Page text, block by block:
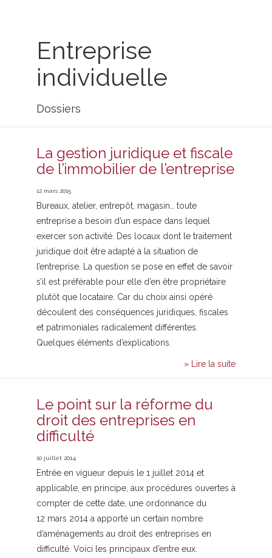
Entreprise
individuelle
Dossiers
La gestion juridique et fiscale
de l’immobilier de l’entreprise
12 mars 2015
Bureaux, atelier, entrepôt, magasin… toute
entreprise a besoin d’un espace dans lequel
exercer son activité. Des locaux dont le traitement
juridique doit être adapté à la situation de
l’entreprise. La question se pose en effet de savoir
s’il est préférable pour elle d’en être propriétaire
plutôt que locataire. Car du choix ainsi opéré
découlent des conséquences juridiques, fiscales
et patrimoniales radicalement différentes.
Quelques éléments d’explications.
» Lire la suite
Le point sur la réforme du
droit des entreprises en
difficulté
10 juillet 2014
Entrée en vigueur depuis le 1 juillet 2014 et
applicable, en principe, aux procédures ouvertes à
compter de cette date, une ordonnance du
12 mars 2014 a apporté un certain nombre
d’aménagements au droit des entreprises en
difficulté. Voici les principaux d’entre eux.